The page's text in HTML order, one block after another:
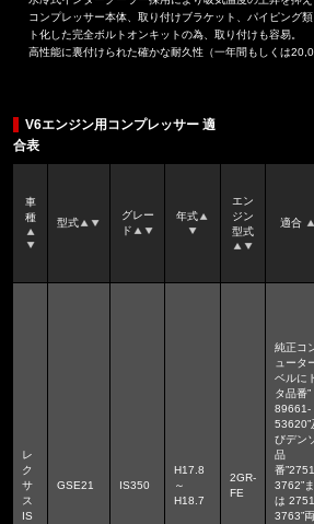
コンプレッサー本体、取り付けブラケット、パイピング
ト化した完全ボルトオンキットの為、取り付けも容易。
高性能に裏付けられた確かな耐久性（一年間もしくは
V6エンジン用コンプレッサー 適
合表
車
種
型式
グレー
ド
年式
エン
ジン
型式
適合
レ
ク
サ
ス
IS
GSE21 IS350
H17.8
～
H18.7
2GR-
FE
純正コ
ュータ
ベルに
タ品番”
89661-
53620”
びデン
品
番
3762”
は
3763”